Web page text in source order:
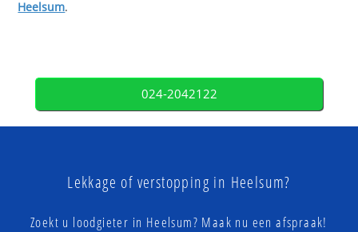
Heelsum.
024-2042122
Lekkage of verstopping in Heelsum?
Zoekt u loodgieter in Heelsum? Maak nu een afspraak!